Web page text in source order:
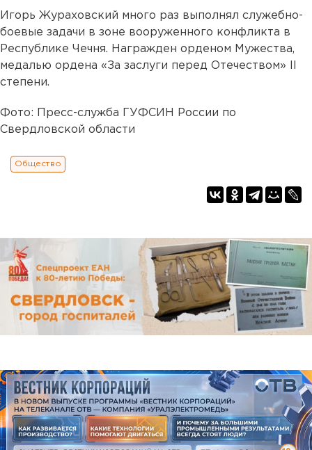
Игорь Жураховский много раз выполнял служебно-
боевые задачи в зоне вооруженного конфликта в
Республике Чечня. Награжден орденом Мужества,
медалью ордена «За заслуги перед Отечеством» II
степени.
Фото: Пресс-служба ГУФСИН России по
Свердловской области
Общество